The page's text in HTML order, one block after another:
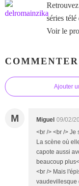
séries
Voir le
Ajouter
M Miguel 09/02/
<br /> <br /> Je
La scène où
capote aussi
beaucoup
<br /> Mais
vaudevillesque